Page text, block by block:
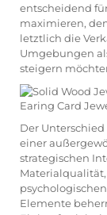
entscheidend
maximieren,
letztlich die
Umgebungen
steigern
Der
einer
strategischen
Elemente